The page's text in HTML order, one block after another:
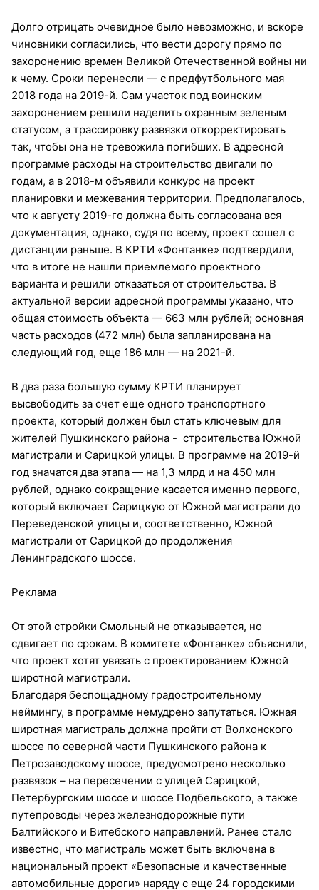
Долго отрицать очевидное было невозможно, и вскоре
чиновники согласились, что вести дорогу прямо по
захоронению времен Великой Отечественной войны ни
к чему. Сроки перенесли — с предфутбольного мая
2018 года на 2019-й. Сам участок под воинским
захоронением решили наделить охранным зеленым
статусом, а трассировку развязки откорректировать
так, чтобы она не тревожила погибших. В адресной
программе расходы на строительство двигали по
годам, а в 2018-м объявили конкурс на проект
планировки и межевания территории. Предполагалось,
что к августу 2019-го должна быть согласована вся
документация, однако, судя по всему, проект сошел с
дистанции раньше. В КРТИ «Фонтанке» подтвердили,
что в итоге не нашли приемлемого проектного
варианта и решили отказаться от строительства. В
актуальной версии адресной программы указано, что
общая стоимость объекта — 663 млн рублей; основная
часть расходов (472 млн) была запланирована на
следующий год, еще 186 млн — на 2021-й.
В два раза большую сумму КРТИ планирует
высвободить за счет еще одного транспортного
проекта, который должен был стать ключевым для
жителей Пушкинского района - строительства Южной
магистрали и Сарицкой улицы. В программе на 2019-й
год значатся два этапа — на 1,3 млрд и на 450 млн
рублей, однако сокращение касается именно первого,
который включает Сарицкую от Южной магистрали до
Переведенской улицы и, соответственно, Южной
магистрали от Сарицкой до продолжения
Ленинградского шоссе.
Реклама
От этой стройки Смольный не отказывается, но
сдвигает по срокам. В комитете «Фонтанке» объяснили,
что проект хотят увязать с проектированием Южной
широтной магистрали.
Благодаря беспощадному градостроительному
неймингу, в программе немудрено запутаться. Южная
широтная магистраль должна пройти от Волхонского
шоссе по северной части Пушкинского района к
Петрозаводскому шоссе, предусмотрено несколько
развязок – на пересечении с улицей Сарицкой,
Петербургским шоссе и шоссе Подбельского, а также
путепроводы через железнодорожные пути
Балтийского и Витебского направлений. Ранее стало
известно, что магистраль может быть включена в
национальный проект «Безопасные и качественные
автомобильные дороги» наряду с еще 24 городскими